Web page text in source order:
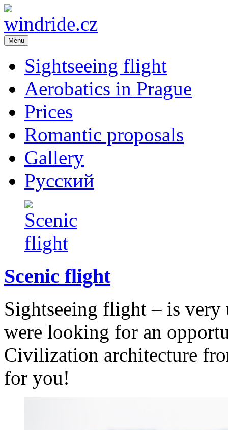
windride.cz
Flight school – sightseeing flight over Prague. Romance in the air.
Menu
Sightseeing flight
Aerobatics in Prague
Prices
Romantic proposals
Gallery
Русский
Scenic flight
Sightseeing flight – is
were looking for an
Civilization architecture
for you!